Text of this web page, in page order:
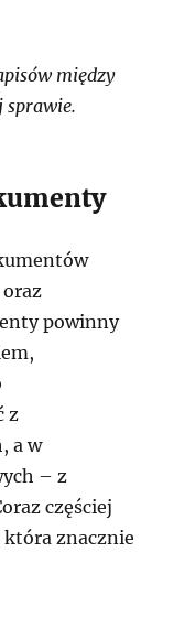
między
sprawie.
powinny
z
a w
– z
częściej
znacznie